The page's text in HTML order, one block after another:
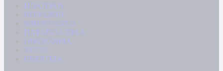
ΠΟΛΙΤΙΚΗ
ΚΟΙΝΩΝΙΑ
ΜΠΟΥΡΛΟΤΟ
ΠΑΡΑΠΟΛΙΤΙΚΑ
ΟΙΚΟΝΟΜΙΑ
ΥΓΕΙΑ
ΕΝΕΡΓΕΙΑ